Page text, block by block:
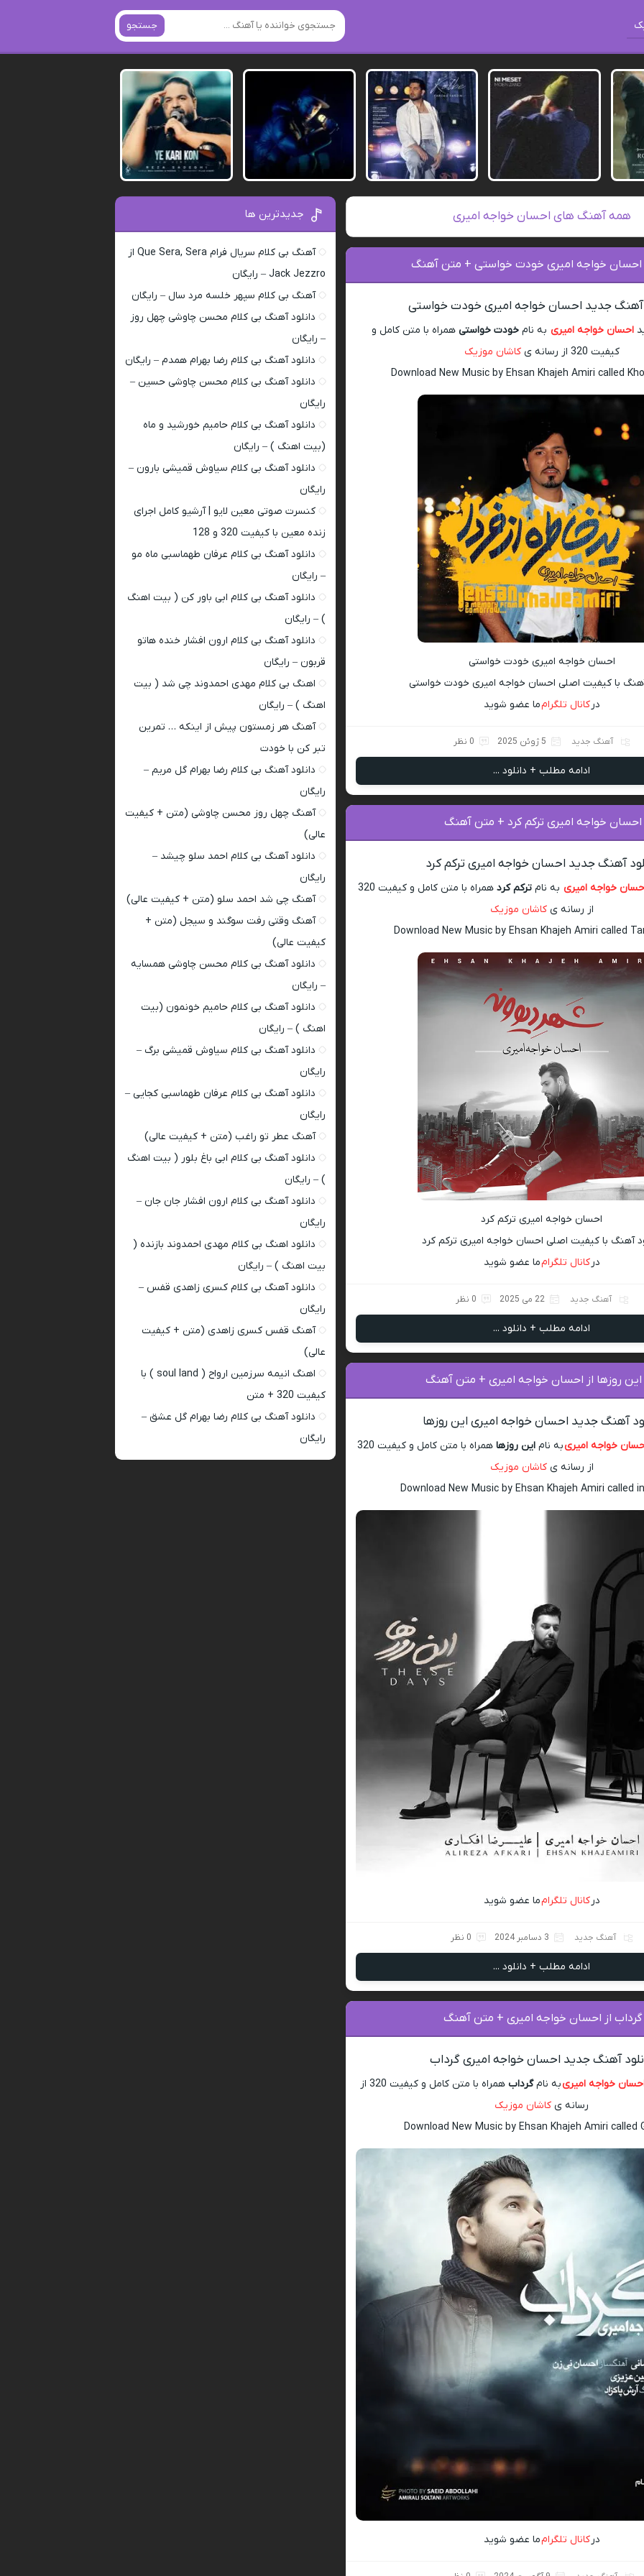
جستجو
همه آهنگ های احسان خواجه امیری
احسان خواجه امیری خودت خواستی + متن آهنگ
آهنگ جدید احسان خواجه امیری خودت خواستی
احسان خواجه امیری به نامخودت خواستی همراه با متن کامل و
کیفیت 320 از رسانه ی
کاشان موزیک
Download New Music by Ehsan Khajeh Amiri called
احسان خواجه امیری خودت خواستی
آهنگ با کیفیت اصلی احسان خواجه امیری خودت خواستی
درکانال تلگرامما عضو شوید
آهنگ جدید 5 ژوئن 2025 0 نظر
ادامه مطلب + دانلود ...
احسان خواجه امیری ترکم کرد + متن آهنگ
آهنگ جدید احسان خواجه امیری ترکم کرد
خواجه امیریبه نام ترکم کرد
همراه با متن کامل و کیفیت 320
از رسانه یکاشان موزیک
Download New Music by Ehsan Khajeh Amiri called
احسان خواجه امیری ترکم کرد
آهنگ با کیفیت اصلی احسان خواجه امیری ترکم کرد
درکانال تلگرامما عضو شوید
آهنگ جدید 22 می 2025 0 نظر
ادامه مطلب + دانلود ...
این روزها از احسان خواجه امیری + متن آهنگ
آهنگ جدید احسان خواجه امیری این روزها
خواجه امیریبه نام این روزها
همراه با متن کامل و کیفیت 320
از رسانه یکاشان موزیک
Download New Music by Ehsan Khajeh Amiri called
درکانال تلگرامما عضو شوید
آهنگ جدید 3 دسامبر 2024 0 نظر
ادامه مطلب + دانلود ...
گرداب از احسان خواجه امیری + متن آهنگ
آهنگ جدید احسان خواجه امیری گرداب
خواجه امیریبه نامگرداب
همراه با متن کامل و کیفیت 320 از
رسانه ی کاشان موزیک
Download New Music by Ehsan Khajeh Amiri called
در کانال تلگرامما عضو شوید
جدیدترین ها
آهنگ بی کلام سریال فرام Que Sera, Sera از
Jack Jezzro – رایگان
آهنگ بی کلام سپهر خلسه مرد سال – رایگان
دانلود آهنگ بی کلام محسن چاوشی چهل روز
– رایگان
دانلود آهنگ بی کلام رضا بهرام همدم – رایگان
دانلود آهنگ بی کلام محسن چاوشی حسین –
رایگان
دانلود آهنگ بی کلام حامیم خورشید و ماه
(بیت اهنگ ) – رایگان
دانلود آهنگ بی کلام سیاوش قمیشی بارون –
رایگان
کنسرت صوتی معین لایو | آرشیو کامل اجرای
زنده معین با کیفیت 320 و 128
دانلود آهنگ بی کلام عرفان طهماسبی ماه مو
– رایگان
دانلود آهنگ بی کلام ابی باور کن ( بیت اهنگ
) – رایگان
دانلود آهنگ بی کلام ارون افشار خنده هاتو
قربون – رایگان
اهنگ بی کلام مهدی احمدوند چی شد ( بیت
اهنگ ) – رایگان
آهنگ هر زمستون پیش از اینکه … تمرین
تبر کن با خودت
دانلود آهنگ بی کلام رضا بهرام گل مریم –
رایگان
آهنگ چهل روز محسن چاوشی (متن + کیفیت
عالی)
دانلود آهنگ بی کلام احمد سلو چیشد –
رایگان
آهنگ چی شد احمد سلو (متن + کیفیت عالی)
آهنگ وقتی رفت سوگند و سیجل (متن +
کیفیت عالی)
دانلود آهنگ بی کلام محسن چاوشی همسایه
– رایگان
دانلود آهنگ بی کلام حامیم خونمون (بیت
اهنگ ) – رایگان
دانلود آهنگ بی کلام سیاوش قمیشی برگ –
رایگان
دانلود آهنگ بی کلام عرفان طهماسبی کجایی –
رایگان
آهنگ عطر تو راغب (متن + کیفیت عالی)
دانلود آهنگ بی کلام ابی باغ بلور ( بیت اهنگ
) – رایگان
دانلود آهنگ بی کلام ارون افشار جان جان –
رایگان
دانلود اهنگ بی کلام مهدی احمدوند بازنده (
بیت اهنگ ) – رایگان
دانلود آهنگ بی کلام کسری زاهدی قفس –
رایگان
آهنگ قفس کسری زاهدی (متن + کیفیت
عالی)
اهنگ انیمه سرزمین ارواح ( soul land ) با
کیفیت 320 + متن
دانلود آهنگ بی کلام رضا بهرام گل عشق –
رایگان